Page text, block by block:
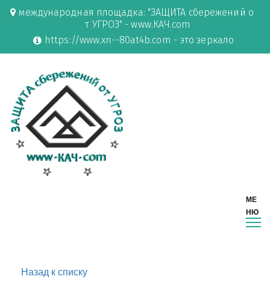
международная площадка: "ЗАЩИТА сбережений о
т УГРОЗ" - www.КАЧ.com
https://www.xn--80at4b.com - это зеркало
Назад к списку